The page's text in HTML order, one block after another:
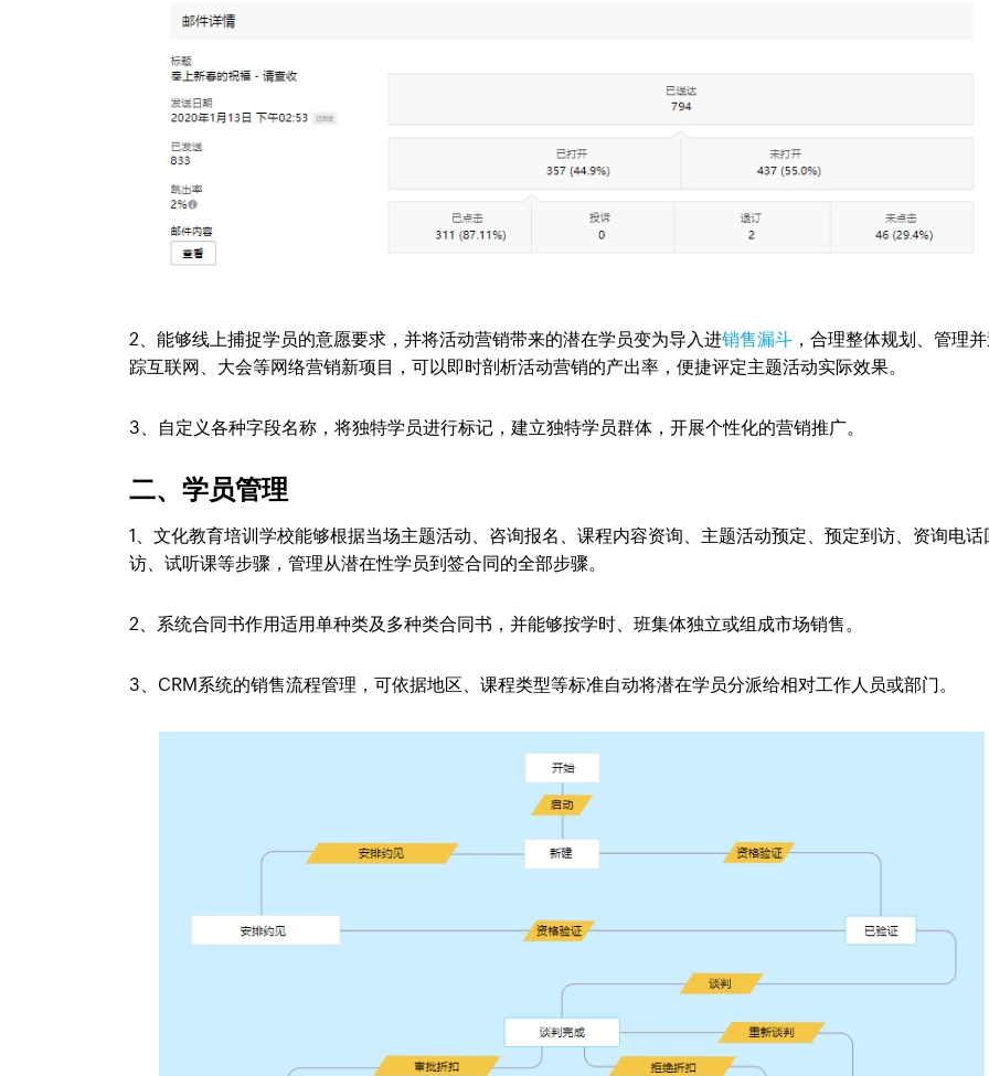
2、能够线上捕捉学员的意愿要求，并将活动营销带来的潜在学员变为导入进销售漏斗 ，合理整体规划、管理
踪互联网、大会等网络营销新项目，可以即时剖析活动营销的产出率，便捷评定主题活动实际效果。
3、自定义各种字段名称，将独特学员进行标记，建立独特学员群体，开展个性化的营销推广。
二、学员管理
1、文化教育培训学校能够根据当场主题活动、咨询报名、课程内容资询、主题活动预定、预定到访、资询电话
访、试听课等步骤，管理从潜在性学员到签合同的全部步骤。
2、系统合同书作用适用单种类及多种类合同书，并能够按学时、班集体独立或组成市场销售。
3、CRM系统的销售流程管理，可依据地区、课程类型等标准自动将潜在学员分派给相对工作人员或部门。